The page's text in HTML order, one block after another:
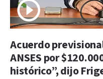
Acuerdo
ANSES por
histórico”, dijo